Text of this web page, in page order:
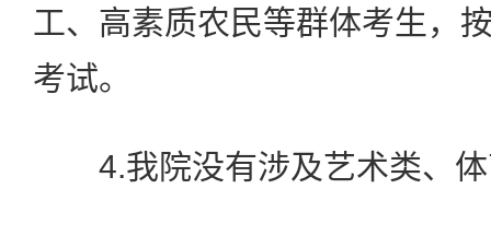
工、高素质农民等群体考生，
考试。
4.我院没有涉及艺术类、体